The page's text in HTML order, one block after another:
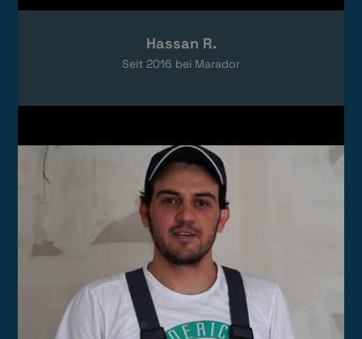
Das Video wird von YouTube eingebettet.
Datenschutzerklärungen
Hassan R.
Seit 2016 bei Marador